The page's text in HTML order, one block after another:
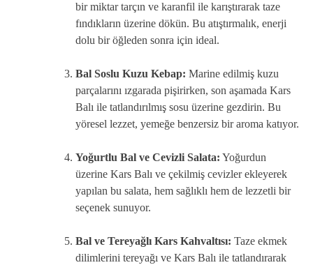
bir miktar tarçın ve karanfil ile karıştırarak taze
fındıkların üzerine dökün. Bu atıştırmalık, enerji
dolu bir öğleden sonra için ideal.
Bal Soslu Kuzu Kebap: Marine edilmiş kuzu
parçalarını ızgarada pişirirken, son aşamada Kars
Balı ile tatlandırılmış sosu üzerine gezdirin. Bu
yöresel lezzet, yemeğe benzersiz bir aroma katıyor.
Yoğurtlu Bal ve Cevizli Salata: Yoğurdun
üzerine Kars Balı ve çekilmiş cevizler ekleyerek
yapılan bu salata, hem sağlıklı hem de lezzetli bir
seçenek sunuyor.
Bal ve Tereyağlı Kars Kahvaltısı: Taze ekmek
dilimlerini tereyağı ve Kars Balı ile tatlandırarak